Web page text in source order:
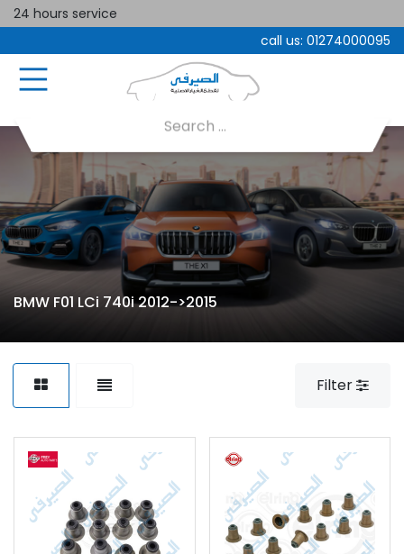
24 hours service
call us: 01274000095
BMW F01 LCi 740i 2012->2015
Filter